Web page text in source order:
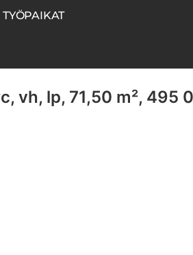
TYÖPAIKAT
vh, lp, 71,50 m², 495